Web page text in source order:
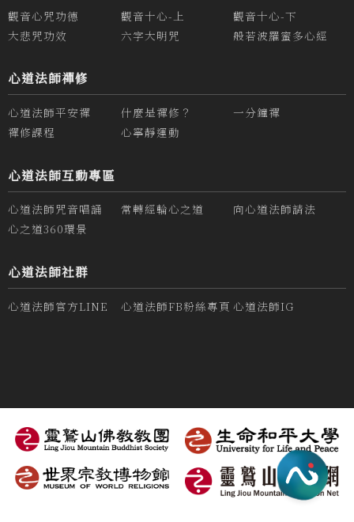
觀音心咒功德 觀音十心-上
觀音十心-下
大悲咒功效
六字大明咒 般若波羅蜜多心經
心道法師禪修
心道法師平安禪 什麼是禪修？
一分鐘禪
禪修課程
心寧靜運動
心道法師互動專區
心道法師咒音唱誦 常轉經輪心之道
向心道法師請法
心之道360環景
心道法師社群
心道法師官方LINE 心道法師FB粉絲專頁 心道法師IG